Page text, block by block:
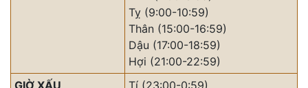
Tỵ (9:00-10:59)
Thân (15:00-16:59)
Dậu (17:00-18:59)
Hợi (21:00-22:59)
GIỜ XẤU
Tí (23:00-0:59)